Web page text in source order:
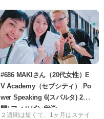
として最適な環境だと思いまし
た。
#686 MAKIさん（20代女性）E
V Academy（セブシティ） Po
wer Speaking 6(スパルタ) 2週
間| フィリピン留学
２週間は短くて、1ヶ月はステイ